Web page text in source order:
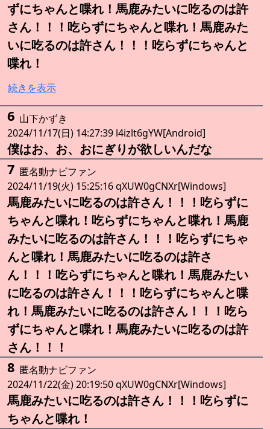
ずにちゃんと喋れ！馬鹿みたいに吃るのは許
さん！！！吃らずにちゃんと喋れ！馬鹿みた
いに吃るのは許さん！！！吃らずにちゃんと
喋れ！
続きを表示
6 山下かずき
2024/11/17(日) 14:27:39 l4izlt6gYW[Android]
僕はお、お、おにぎりが欲しいんだな
7 匿名動ナビファン
2024/11/19(火) 15:25:16 qXUW0gCNXr[Windows]
馬鹿みたいに吃るのは許さん！！！吃らずに
ちゃんと喋れ！吃らずにちゃんと喋れ！馬鹿
みたいに吃るのは許さん！！！吃らずにちゃ
んと喋れ！馬鹿みたいに吃るのは許さ
ん！！！吃らずにちゃんと喋れ！馬鹿みたい
に吃るのは許さん！！！吃らずにちゃんと喋
れ！馬鹿みたいに吃るのは許さん！！！吃ら
ずにちゃんと喋れ！馬鹿みたいに吃るのは許
さん！！！
8 匿名動ナビファン
2024/11/22(金) 20:19:50 qXUW0gCNXr[Windows]
馬鹿みたいに吃るのは許さん！！！吃らずに
ちゃんと喋れ！